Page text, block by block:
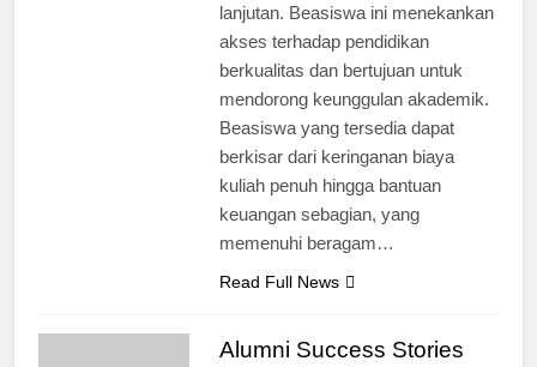
lanjutan. Beasiswa ini menekankan
akses terhadap pendidikan
berkualitas dan bertujuan untuk
mendorong keunggulan akademik.
Beasiswa yang tersedia dapat
berkisar dari keringanan biaya
kuliah penuh hingga bantuan
keuangan sebagian, yang
memenuhi beragam…
Read Full News
Alumni Success Stories